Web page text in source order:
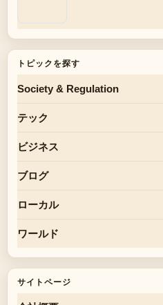
トピックを探す
Society & Regulation
テック
ビジネス
ブログ
ローカル
ワールド
サイトページ